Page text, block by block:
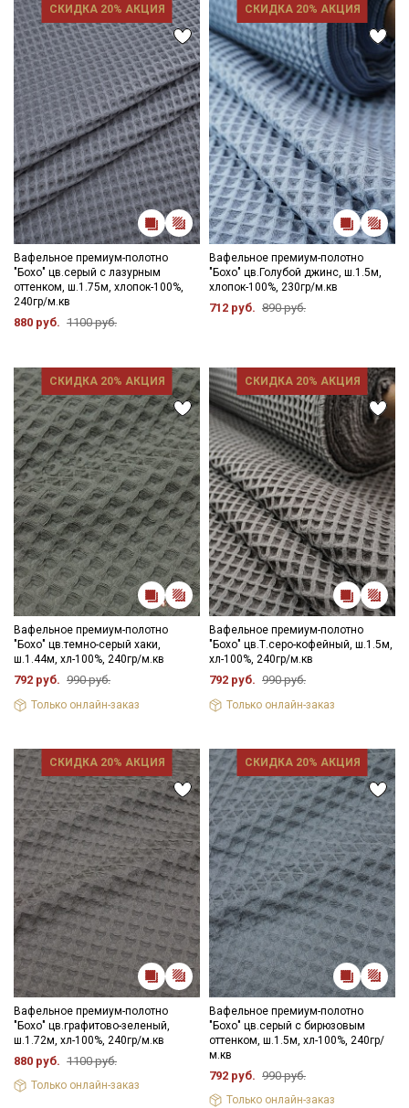
СКИДКА 20% АКЦИЯ
Вафельное премиум-полотно
"Бохо" цв.серый с лазурным
оттенком, ш.1.75м, хлопок-100%,
240гр/м.кв
880 руб. 1100 руб.
СКИДКА 20% АКЦИЯ
Вафельное премиум-полотно
"Бохо" цв.Голубой джинс, ш.1.5м,
хлопок-100%, 230гр/м.кв
712 руб. 890 руб.
СКИДКА 20% АКЦИЯ
Вафельное премиум-полотно
"Бохо" цв.темно-серый хаки,
ш.1.44м, хл-100%, 240гр/м.кв
792 руб. 990 руб.
Только онлайн-заказ
СКИДКА 20% АКЦИЯ
Вафельное премиум-полотно
"Бохо" цв.Т.серо-кофейный, ш.1.5м,
хл-100%, 240гр/м.кв
792 руб. 990 руб.
Только онлайн-заказ
СКИДКА 20% АКЦИЯ
Вафельное премиум-полотно
"Бохо" цв.графитово-зеленый,
ш.1.72м, хл-100%, 240гр/м.кв
880 руб. 1100 руб.
Только онлайн-заказ
СКИДКА 20% АКЦИЯ
Вафельное премиум-полотно
"Бохо" цв.серый с бирюзовым
оттенком, ш.1.5м, хл-100%, 240гр/
м.кв
792 руб. 990 руб.
Только онлайн-заказ
Секретная рассылка от Купава
Мы публикуем здесь дополнительные
промокоды и скидки до 30% на узкие
категории тканей
Электронная почта
Подписаться
Ознакомлен(а) сПолитикой обработки персональных
данныхи даюСогласие на обработку персональных
данных
ДаюСогласие на получение рекламных и
информационных рассылок